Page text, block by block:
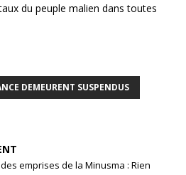
du peuple malien dans toutes
DEMEURENT SUSPENDUS
emprises de la Minusma : Rien